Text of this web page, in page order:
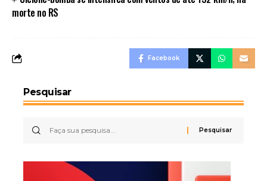
morte no RS
Facebook
Pesquisar